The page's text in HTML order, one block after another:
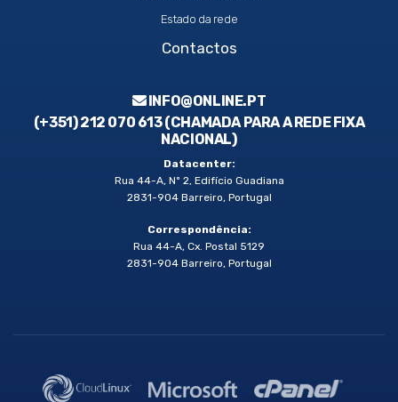
Estado da rede
Contactos
INFO@ONLINE.PT
(+351) 212 070 613 (CHAMADA PARA A REDE FIXA
NACIONAL)
Datacenter:
Rua 44-A, Nº 2, Edifício Guadiana
2831-904 Barreiro, Portugal
Correspondência:
Rua 44-A, Cx. Postal 5129
2831-904 Barreiro, Portugal